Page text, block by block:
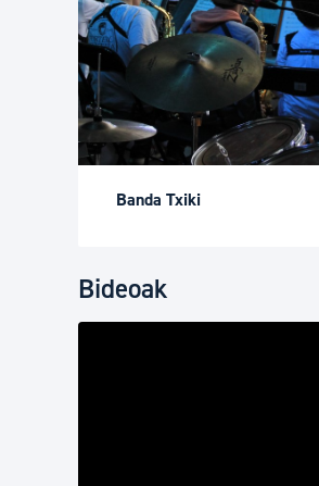
Banda Txiki
Bideoak